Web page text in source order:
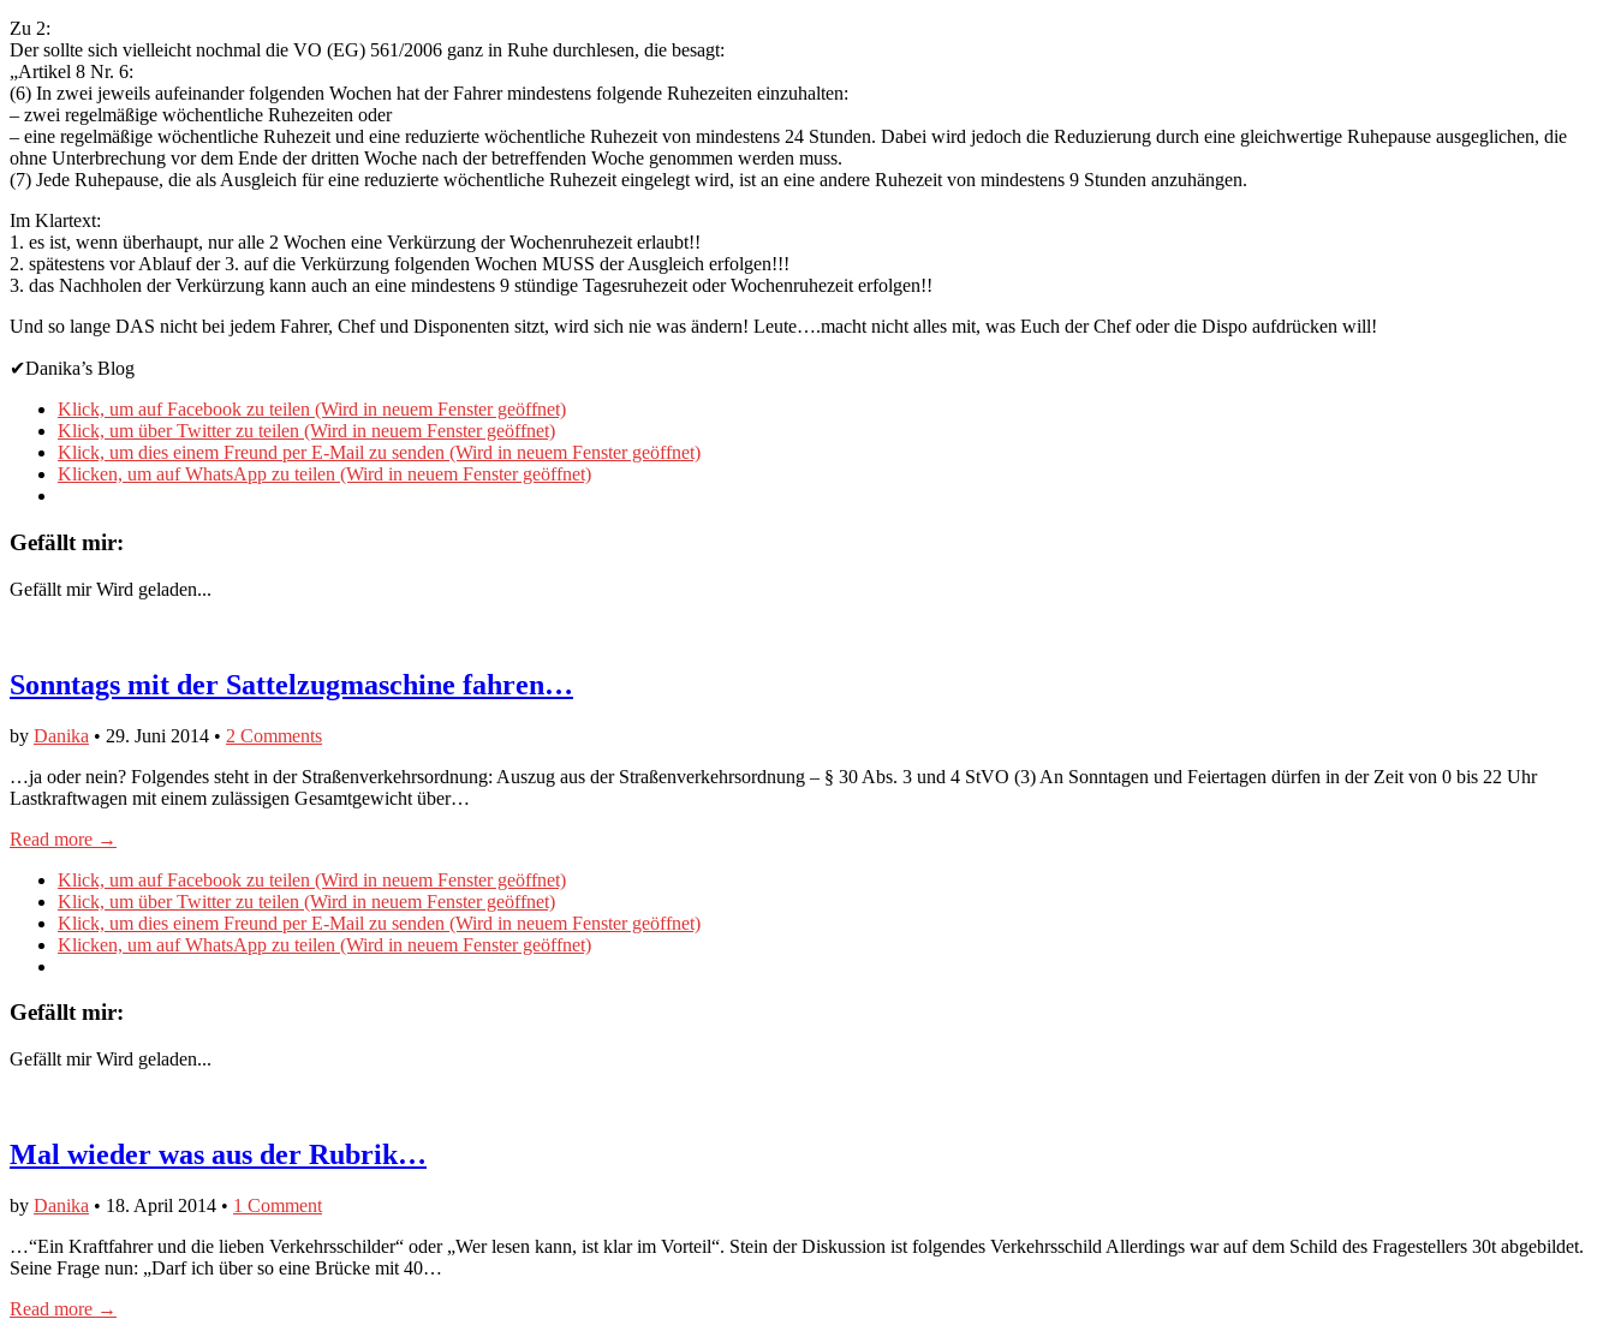
Zu 2:
Der sollte sich vielleicht nochmal die VO (EG) 561/2006 ganz in Ruhe durchlesen, die besagt:
„Artikel 8 Nr. 6:
(6) In zwei jeweils aufeinander folgenden Wochen hat der Fahrer mindestens folgende Ruhezeiten einzuhalten:
– zwei regelmäßige wöchentliche Ruhezeiten oder
– eine regelmäßige wöchentliche Ruhezeit und eine reduzierte wöchentliche Ruhezeit von mindestens 24 Stunden. Dabei wird jedoch die Reduzierung durch eine gleichwertige Ruhepause ausgeglichen, die
ohne Unterbrechung vor dem Ende der dritten Woche nach der betreffenden Woche genommen werden muss.
(7) Jede Ruhepause, die als Ausgleich für eine reduzierte wöchentliche Ruhezeit eingelegt wird, ist an eine andere Ruhezeit von mindestens 9 Stunden anzuhängen.
Im Klartext:
1. es ist, wenn überhaupt, nur alle 2 Wochen eine Verkürzung der Wochenruhezeit erlaubt!!
2. spätestens vor Ablauf der 3. auf die Verkürzung folgenden Wochen MUSS der Ausgleich erfolgen!!!
3. das Nachholen der Verkürzung kann auch an eine mindestens 9 stündige Tagesruhezeit oder Wochenruhezeit erfolgen!!
Und so lange DAS nicht bei jedem Fahrer, Chef und Disponenten sitzt, wird sich nie was ändern! Leute….macht nicht alles mit, was Euch der Chef oder die Dispo aufdrücken will!
✔Danika’s Blog
Klick, um auf Facebook zu teilen (Wird in neuem Fenster geöffnet)
Klick, um über Twitter zu teilen (Wird in neuem Fenster geöffnet)
Klick, um dies einem Freund per E-Mail zu senden (Wird in neuem Fenster geöffnet)
Klicken, um auf WhatsApp zu teilen (Wird in neuem Fenster geöffnet)
Gefällt mir:
Gefällt mir Wird geladen...
Sonntags mit der Sattelzugmaschine fahren…
by Danika • 29. Juni 2014 • 2 Comments
…ja oder nein? Folgendes steht in der Straßenverkehrsordnung: Auszug aus der Straßenverkehrsordnung – § 30 Abs. 3 und 4 StVO (3) An Sonntagen und Feiertagen dürfen in der Zeit von 0 bis 22 Uhr
Lastkraftwagen mit einem zulässigen Gesamtgewicht über…
Read more →
Klick, um auf Facebook zu teilen (Wird in neuem Fenster geöffnet)
Klick, um über Twitter zu teilen (Wird in neuem Fenster geöffnet)
Klick, um dies einem Freund per E-Mail zu senden (Wird in neuem Fenster geöffnet)
Klicken, um auf WhatsApp zu teilen (Wird in neuem Fenster geöffnet)
Gefällt mir:
Gefällt mir Wird geladen...
Mal wieder was aus der Rubrik…
by Danika • 18. April 2014 • 1 Comment
…“Ein Kraftfahrer und die lieben Verkehrsschilder“ oder „Wer lesen kann, ist klar im Vorteil“. Stein der Diskussion ist folgendes Verkehrsschild Allerdings war auf dem Schild des Fragestellers 30t abgebildet.
Seine Frage nun: „Darf ich über so eine Brücke mit 40…
Read more →